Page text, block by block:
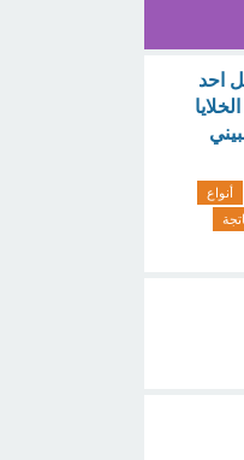
احد
عدد الخلايا
أنواع